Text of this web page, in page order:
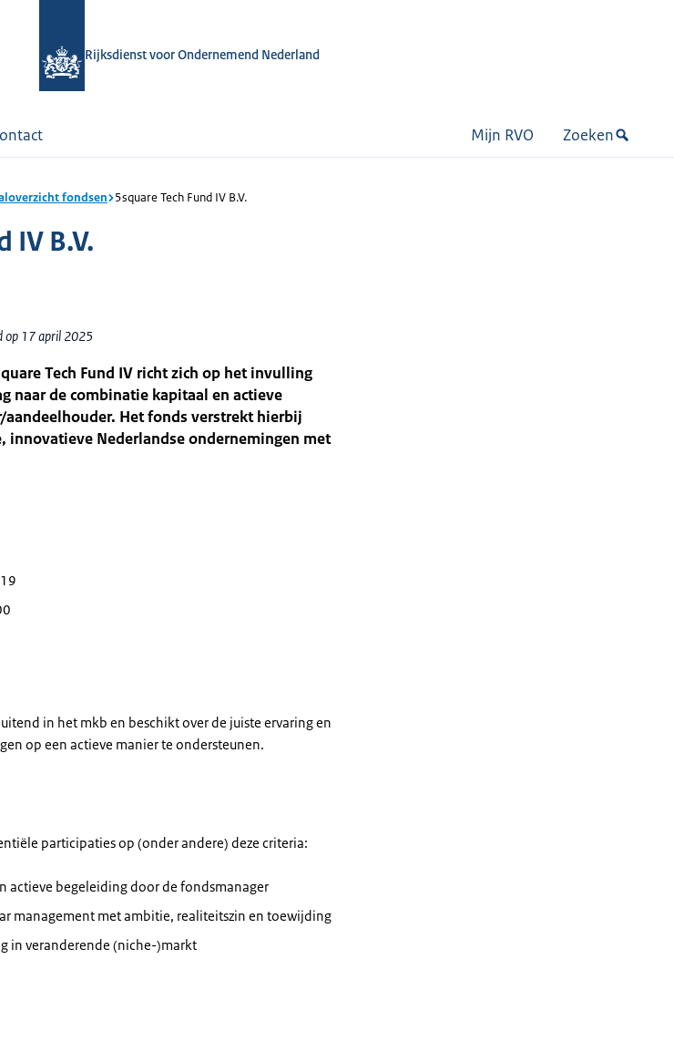
Rijksdienst voor Ondernemend Nederland
Mijn RVO Zoeken
fondsen 5square Tech Fund IV B.V.
IV B.V.
op 17 april 2025
Tech Fund IV richt zich op het invulling
naar de combinatie kapitaal en actieve
Het fonds verstrekt hierbij
innovatieve Nederlandse ondernemingen met
in het mkb en beschikt over de juiste ervaring en
op een actieve manier te ondersteunen.
participaties op (onder andere) deze criteria:
actieve begeleiding door de fondsmanager
management met ambitie, realiteitszin en toewijding
in veranderende (niche-)markt